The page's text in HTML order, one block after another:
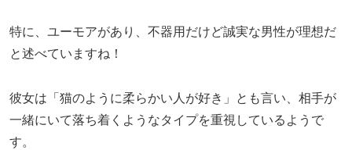
特に、ユーモアがあり、不器用だけど誠実な男性が理想だ
と述べていますね！
彼女は「猫のように柔らかい人が好き」とも言い、相手が
一緒にいて落ち着くようなタイプを重視しているようで
す。